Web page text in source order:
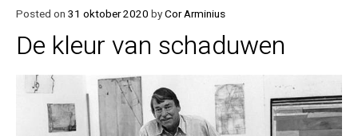
Posted on 31 oktober 2020 byCor Arminius
De kleur van schaduwen